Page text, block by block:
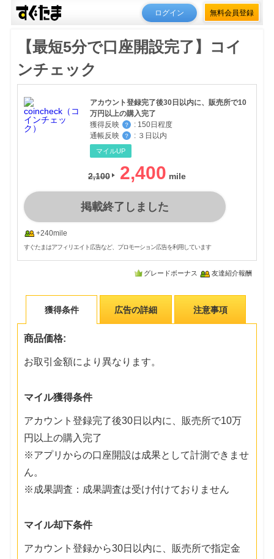
ログイン 無料会員登録
【最短5分で口座開設完了】コイ
ンチェック
アカウント登録完了後30日以内に、販売所で10
万円以上の購入完了
獲得反映
？ : 150日程度
通帳反映
？ : ３日以内
マイルUP
2,100 2,400
掲載終了しました
+240mile
すぐたまはアフィリエイト広告など、プロモーション広告を利用しています
グレードボーナス 友達紹介報酬
獲得条件 広告の詳細 注意事項
商品価格:
お取引金額により異なります。
マイル獲得条件
アカウント登録完了後30日以内に、販売所で10万
円以上の購入完了
※アプリからの口座開設は成果として計測できませ
ん。
※成果調査：成果調査は受け付けておりません
マイル却下条件
アカウント登録から30日以内に、販売所で指定金